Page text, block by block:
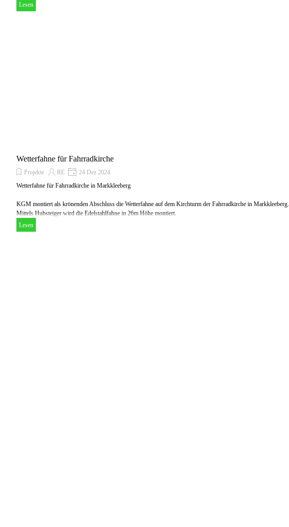
Lesen
Wetterfahne für Fahrradkirche
Projekte RE
24 Dez 2024
Wetterfahne für Fahrradkirche in Markkleeberg
KGM montiert als krönenden Abschluss die Wetterfahne auf dem Kirchturm der Fahrradkirche in Markkleeberg.
Mittels Hubsteiger wird die Edelstahlfahne in 26m Höhe montiert.
Lesen